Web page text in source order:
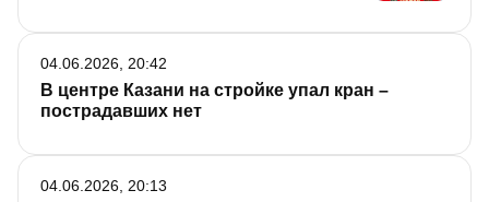
В центре Казани на стройке упал кран –
пострадавших нет
04.06.2026, 20:42
04.06.2026, 20:13